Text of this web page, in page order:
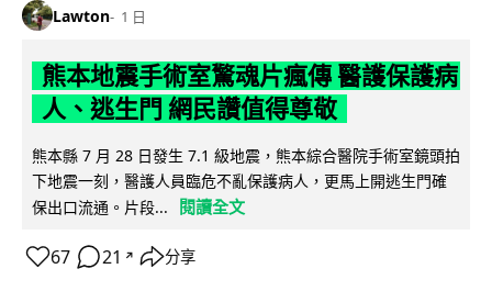
Lawton 1 日
熊本地震手術室驚魂片瘋傳 醫護保護病
人、逃生門 網民讚值得尊敬
熊本縣 7 月 28 日發生 7.1 級地震，熊本綜合醫院手術室鏡頭拍
下地震一刻，醫護人員臨危不亂保護病人，更馬上開逃生門確
保出口流通。片段...
閱讀全文
67 21 ↗ 分享